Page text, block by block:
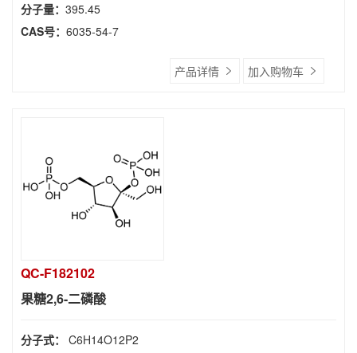
分子量： 395.45
CAS号： 6035-54-7
产品详情 加入购物车
QC-F182102
果糖2,6-二磷酸
分子式： C6H14O12P2